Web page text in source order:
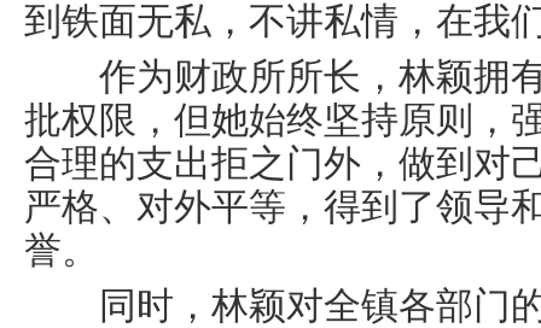
到铁面无私，不讲私情，在我
作为财政所所长，林颖拥有
批权限，但她始终坚持原则，
合理的支出拒之门外，做到对
严格、对外平等，得到了领导
誉。
同时，林颖对全镇各部门的